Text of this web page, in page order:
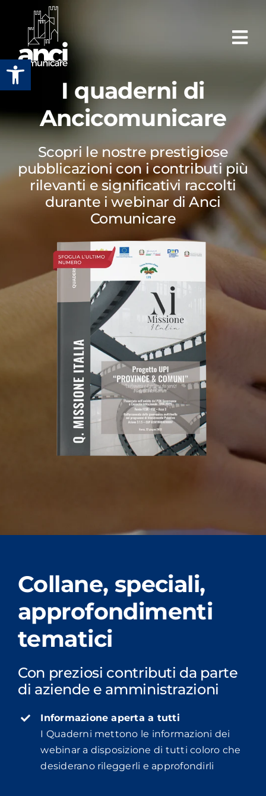
Apri la barra degli strumenti
contenuto
I quaderni di
Ancicomunicare
Scopri le nostre prestigiose
pubblicazioni con i contributi più
rilevanti e significativi raccolti
durante i webinar di Anci
Comunicare
Collane, speciali,
approfondimenti
tematici
Con preziosi contributi da parte
di aziende e amministrazioni
Informazione aperta a tutti
I Quaderni mettono le informazioni dei
webinar a disposizione di tutti coloro che
desiderano rileggerli e approfondirli